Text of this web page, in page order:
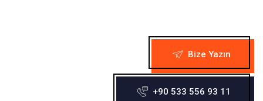
Bize Yazın
+90 533 556 93 11